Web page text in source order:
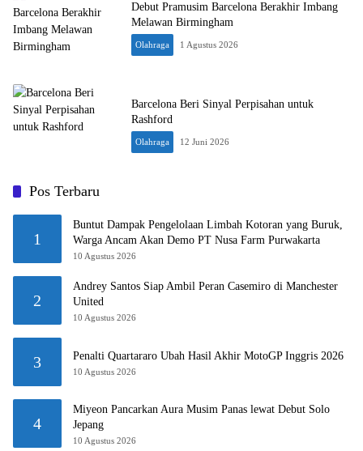
Debut Pramusim Barcelona Berakhir Imbang
Melawan Birmingham
Olahraga 1 Agustus 2026
Barcelona Beri Sinyal Perpisahan untuk
Rashford
Olahraga 12 Juni 2026
Pos Terbaru
1
Buntut Dampak Pengelolaan Limbah Kotoran yang Buruk,
Warga Ancam Akan Demo PT Nusa Farm Purwakarta
10 Agustus 2026
2
Andrey Santos Siap Ambil Peran Casemiro di Manchester
United
10 Agustus 2026
3 Penalti Quartararo Ubah Hasil Akhir MotoGP Inggris 2026
10 Agustus 2026
4
Miyeon Pancarkan Aura Musim Panas lewat Debut Solo
Jepang
10 Agustus 2026